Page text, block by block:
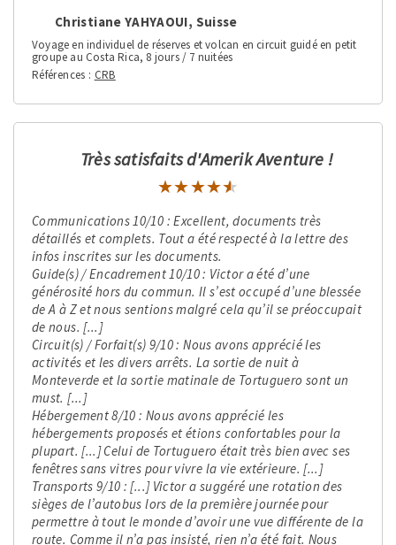
Christiane YAHYAOUI, Suisse
Voyage en individuel de réserves et volcan en circuit guidé en petit
groupe au Costa Rica, 8 jours / 7 nuitées
Références
CRB
Très satisfaits d'Amerik Aventure !
★★★★★
★★★★★
Communications 10/10 : Excellent, documents très
détaillés et complets. Tout a été respecté à la lettre des
infos inscrites sur les documents.
Guide(s) / Encadrement 10/10 : Victor a été d’une
générosité hors du commun. Il s’est occupé d’une blessée
de A à Z et nous sentions malgré cela qu’il se préoccupait
de nous. [...]
Circuit(s) / Forfait(s) 9/10 : Nous avons apprécié les
activités et les divers arrêts. La sortie de nuit à
Monteverde et la sortie matinale de Tortuguero sont un
must. [...]
Hébergement 8/10 : Nous avons apprécié les
hébergements proposés et étions confortables pour la
plupart. [...] Celui de Tortuguero était très bien avec ses
fenêtres sans vitres pour vivre la vie extérieure. [...]
Transports 9/10 : [...] Victor a suggéré une rotation des
sièges de l’autobus lors de la première journée pour
permettre à tout le monde d’avoir une vue différente de la
route. Comme il n’a pas insisté, rien n’a été fait. Nous